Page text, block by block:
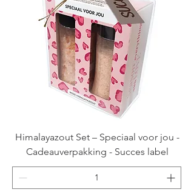
Himalayazout Set – Speciaal voor jou -
Cadeauverpakking - Succes label